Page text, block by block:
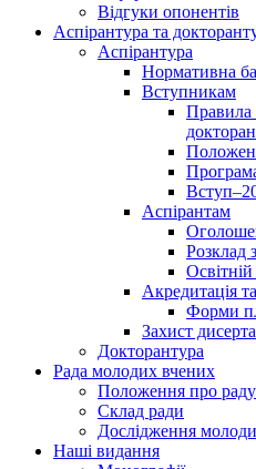
Відгуки опонентів
Аспірантура та
Аспірантура
Нормативна
Вступникам
Правила
Аспірантам
Розклад
Акредитація
Форми
Захист
Докторантура
Рада молодих вчених
Положення про раду
Склад ради
Дослідження
Наші видання